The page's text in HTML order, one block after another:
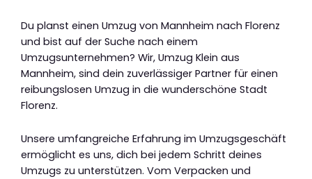
Du planst einen Umzug von Mannheim nach Florenz
und bist auf der Suche nach einem
Umzugsunternehmen? Wir, Umzug Klein aus
Mannheim, sind dein zuverlässiger Partner für einen
reibungslosen Umzug in die wunderschöne Stadt
Florenz.
Unsere umfangreiche Erfahrung im Umzugsgeschäft
ermöglicht es uns, dich bei jedem Schritt deines
Umzugs zu unterstützen. Vom Verpacken und